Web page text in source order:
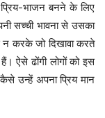
प्रिय-भाजन बनने के लिए
सच्ची भावना से उसका
न करके जो दिखावा करते
ऐसे ढोंगी लोगों को इस
उन्हें अपना प्रिय मान